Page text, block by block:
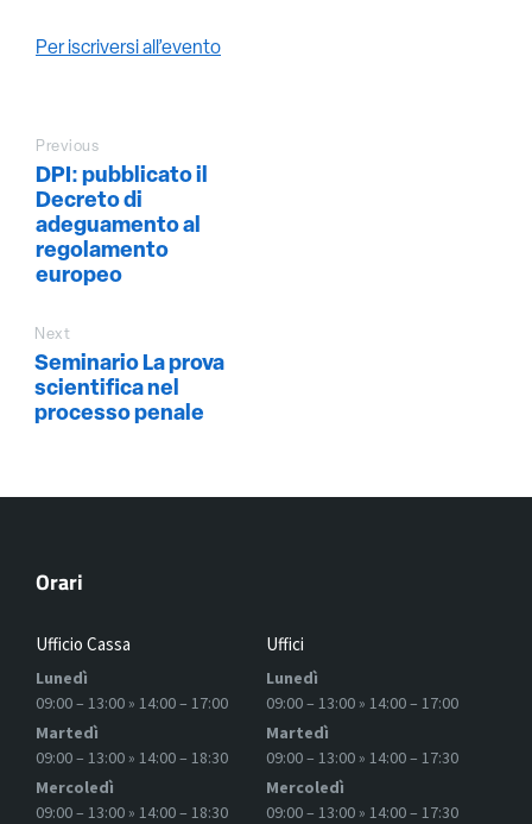
Per iscriversi all’evento
Previous
DPI: pubblicato il
Decreto di
adeguamento al
regolamento
europeo
Next
Seminario La prova
scientifica nel
processo penale
Orari
Ufficio Cassa
Lunedì
09:00 – 13:00 » 14:00 – 17:00
Martedì
09:00 – 13:00 » 14:00 – 18:30
Mercoledì
09:00 – 13:00 » 14:00 – 18:30
Uffici
Lunedì
09:00 – 13:00 » 14:00 – 17:00
Martedì
09:00 – 13:00 » 14:00 – 17:30
Mercoledì
09:00 – 13:00 » 14:00 – 17:30